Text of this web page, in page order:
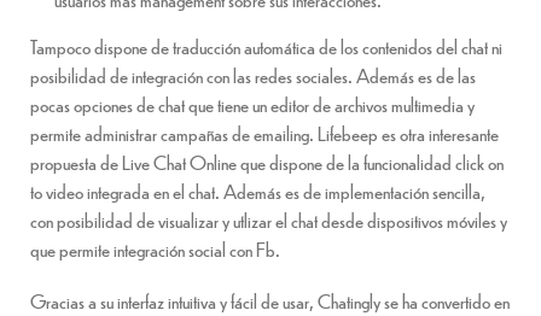
Tampoco dispone de traducción automática de los contenidos del chat ni
posibilidad de integración con las redes sociales. Además es de las
pocas opciones de chat que tiene un editor de archivos multimedia y
permite administrar campañas de emailing. Lifebeep es otra interesante
propuesta de Live Chat Online que dispone de la funcionalidad click on
to video integrada en el chat. Además es de implementación sencilla,
con posibilidad de visualizar y utlizar el chat desde dispositivos móviles y
que permite integración social con Fb.
Gracias a su interfaz intuitiva y fácil de usar, Chatingly se ha convertido en